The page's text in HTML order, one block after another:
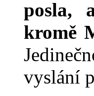
posla,
kromě
vyslání